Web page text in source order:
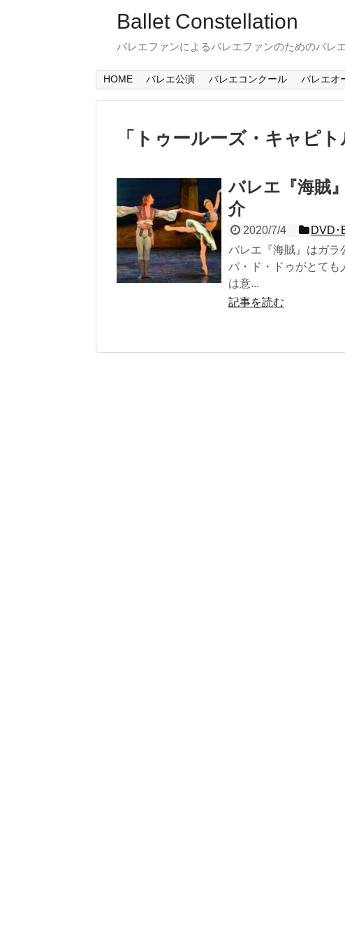
Ballet Constellation
バレエファンによるバレエファンのためのバレ
HOME バレエ公演 バレエコンクール バレエオ
「 トゥールーズ・キャピ
バレエ『海賊
介
2020/7/4
DVD･
バレエ『海賊』はガラ
パ・ド・ドゥがとても
は意...
記事を読む